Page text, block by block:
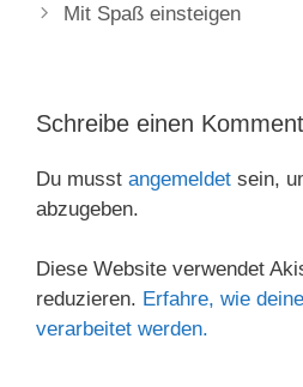
Mit Spaß einsteigen
Schreibe einen
Du musst angemeldet sein,
abzugeben.
Diese Website verwendet
reduzieren. Erfahre, wie
verarbeitet werden.